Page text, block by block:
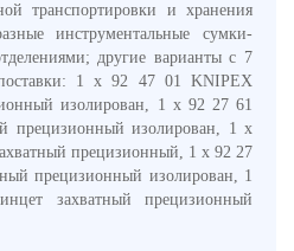
транспортировки и хранения
инструментальные сумки-
другие варианты с 7
1 x 92 47 01 KNIPEX
изолирован, 1 x 92 27 61
прецизионный изолирован, 1 x
прецизионный, 1 x 92 27
прецизионный изолирован, 1
захватный прецизионный